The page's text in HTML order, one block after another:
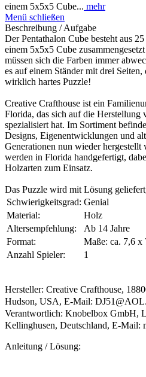
einem 5x5x5 Cube... mehr
Menü schließen
Beschreibung / Aufgabe
Der Pentathalon Cube besteht aus
einem 5x5x5 Cube
müssen sich die Farben immer
es auf einem Ständer mit drei
wirklich hartes Puzzle!
Creative Crafthouse ist ein
Florida, das sich auf die
spezialisiert hat. Im Sortiment
Designs, Eigenentwicklungen und
Generationen nun wieder
werden in Florida handgefertigt,
Holzarten zum Einsatz.
Das Puzzle wird mit Lösung
Schwierigkeitsgrad: Genial
Material:
Holz
Altersempfehlung:
Ab 14 Jahre
Format:
Maße: ca. 7,6 x
Anzahl Spieler:
1
Hersteller: Creative Crafthouse,
Hudson, USA, E-Mail:
Verantwortlich: Knobelbox GmbH,
Kellinghusen, Deutschland, E-Mail:
Anleitung / Lösung: